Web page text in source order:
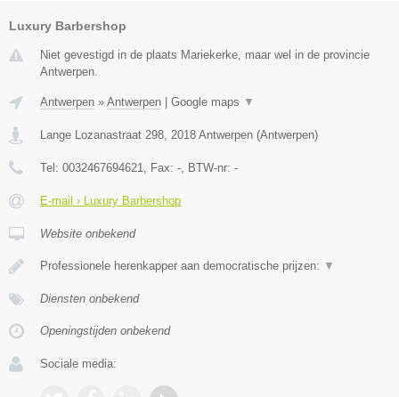
Luxury Barbershop
Niet gevestigd in de plaats Mariekerke, maar wel in de provincie
Antwerpen.
Antwerpen » Antwerpen | Google maps ▼
Lange Lozanastraat 298 2018 Antwerpen (Antwerpen)
Tel: 0032467694621 , Fax: - , BTW-nr: -
E-mail › Luxury Barbershop
Website onbekend
Professionele herenkapper aan democratische prijzen: ▼
Diensten onbekend
Openingstijden onbekend
Sociale media: